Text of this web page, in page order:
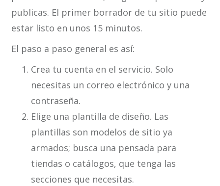
publicas. El primer borrador de tu sitio puede
estar listo en unos 15 minutos.
El paso a paso general es así:
Crea tu cuenta en el servicio. Solo
necesitas un correo electrónico y una
contraseña.
Elige una plantilla de diseño. Las
plantillas son modelos de sitio ya
armados; busca una pensada para
tiendas o catálogos, que tenga las
secciones que necesitas.